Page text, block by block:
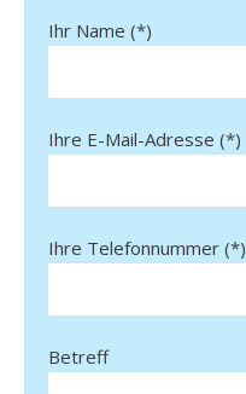
Ihr Name (*)
Ihre E-Mail-Adresse (*)
Ihre Telefonnummer (*)
Betreff